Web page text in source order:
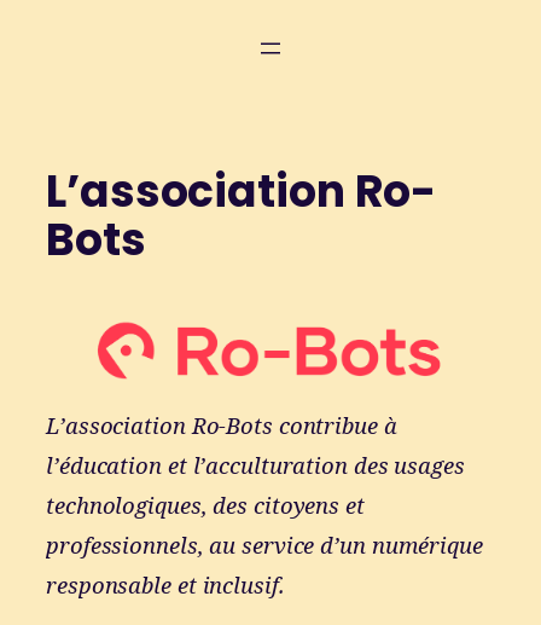
L’association Ro-
Bots
L’association Ro-Bots contribue à
l’éducation et l’acculturation des usages
technologiques, des citoyens et
professionnels, au service d’un numérique
responsable et inclusif.